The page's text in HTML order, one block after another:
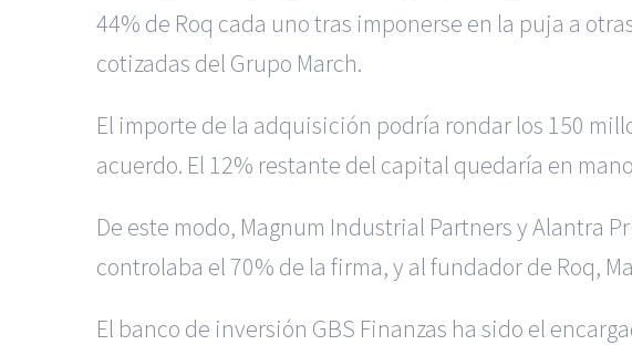
44% de Roq cada uno tras imponerse en la puja a
cotizadas del Grupo March.
El importe de la adquisición podría rondar los 150
acuerdo. El 12% restante del capital quedaría en
De este modo, Magnum Industrial Partners y Alantra
controlaba el 70% de la firma, y al fundador de Roq,
El banco de inversión GBS Finanzas ha sido el